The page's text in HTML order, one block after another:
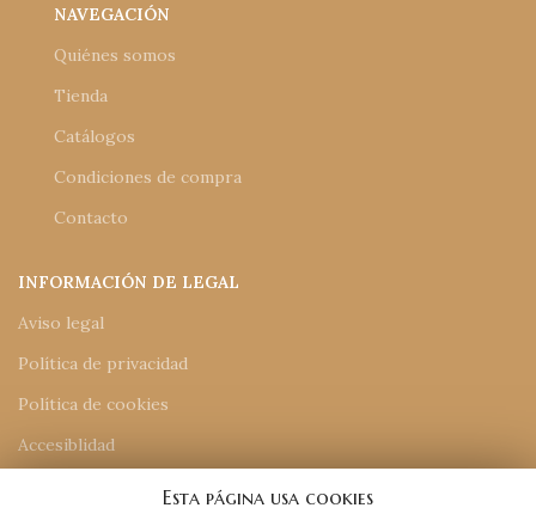
NAVEGACIÓN
Quiénes somos
Tienda
Catálogos
Condiciones de compra
Contacto
INFORMACIÓN DE LEGAL
Aviso legal
Política de privacidad
Política de cookies
Accesiblidad
Esta página usa cookies